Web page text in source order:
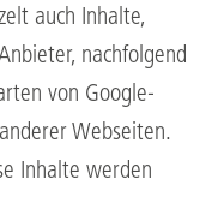
auch Inhalte,
nachfolgend
von Google-
Webseiten.
Inhalte werden